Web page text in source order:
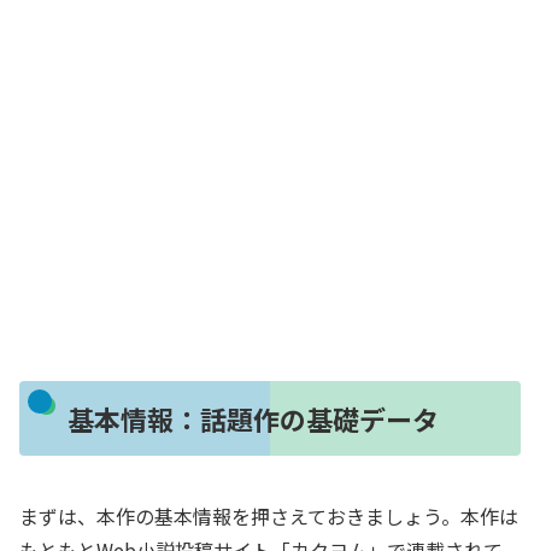
基本情報：話題作の基礎データ
まずは、本作の基本情報を押さえておきましょう。本作は